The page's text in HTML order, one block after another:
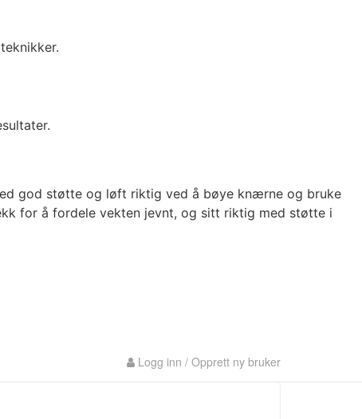
god støtte og løft riktig ved å bøye knærne og bruke
for å fordele vekten jevnt, og sitt riktig med støtte i